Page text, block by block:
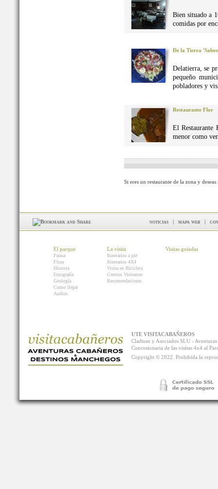
Bien situado a
comidas por
De la Tierra
Delatierra, se
pequeño
pobladores y
Restaurante Flor
El Restaurante
menor como
Si eres un restaurante de la zona y
noticias | mapa web |
El parque
Fauna
Flora
Historia
Etnografía
Geología
Como llegar
Audios
La visita
Itinerarios a pie
Itinerarios 4X4
Visita en Bicicleta
Centros Visitantes
Recomendaciones
Visitas guiadas
UTE VISITACABAÑEROS
Cladium y Asociados SLU -
Concesionaria de las visitas 4x4 al
Copyright © 2022. Prohibida la